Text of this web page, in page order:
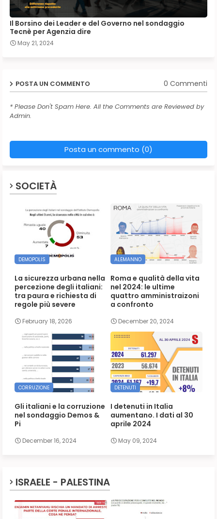
Il Borsino dei Leader e del Governo nel sondaggio
Tecnè per Agenzia dire
May 21, 2024
POSTA UN COMMENTO 0 Commenti
* Please Don't Spam Here. All the Comments are Reviewed by
Admin.
Posta un commento (0)
SOCIETÀ
DEMOPOLIS
La sicurezza urbana nella
percezione degli italiani:
tra paura e richiesta di
regole più severe
February 18, 2026
ALEMANNO
Roma e qualità della vita
nel 2024: le ultime
quattro amministraizoni
a confronto
December 20, 2024
CORRUZIONE
Gli italiani e la corruzione
nel sondaggio Demos &
Pi
December 16, 2024
DETENUTI
I detenuti in Italia
aumentano. I dati al 30
aprile 2024
May 09, 2024
ISRAELE - PALESTINA